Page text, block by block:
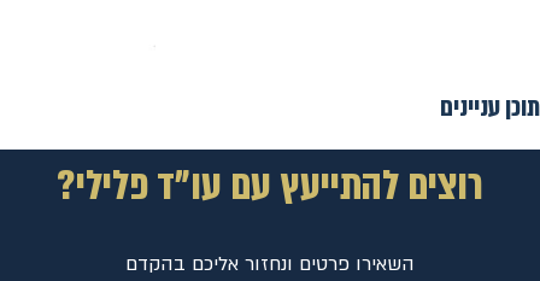
תוכן עניינים
רוצים להתייעץ עם עו"ד פלילי?
השאירו פרטים ונחזור אליכם בהקדם